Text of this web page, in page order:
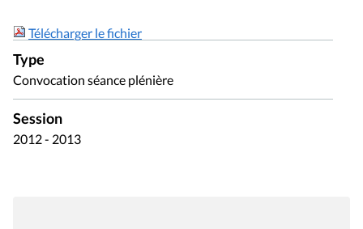
Télécharger le fichier
Type
Convocation séance plénière
Session
2012 - 2013